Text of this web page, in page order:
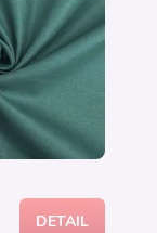
DETAIL